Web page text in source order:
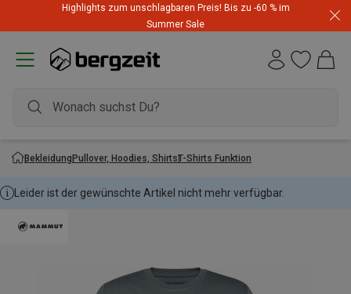
Highlights zum unschlagbaren Preis! Bis zu -60 % im
Summer Sale
BekleidungPullover, Hoodies, ShirtsT-Shirts Funktion
Leider ist der gewünschte Artikel nicht mehr verfügbar.